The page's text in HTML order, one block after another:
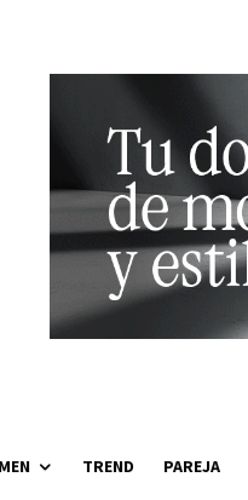
MEN TREND PAREJA